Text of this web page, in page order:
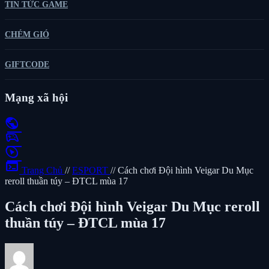
TIN TỨC GAME
CHÉM GIÓ
GIFTCODE
Mạng xã hội
public
sports_esports
play_circle
terminal Trang Chủ // ESPORT // Cách chơi Đội hình Veigar Du Mục
reroll thuần túy – ĐTCL mùa 17
Cách chơi Đội hình Veigar Du Mục reroll
thuần túy – ĐTCL mùa 17